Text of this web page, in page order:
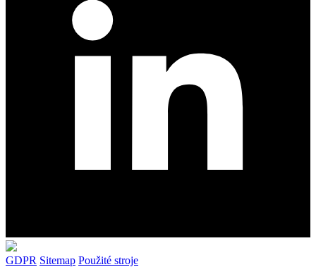
GDPR Sitemap Použité stroje